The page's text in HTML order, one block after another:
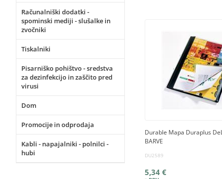
Računalniški dodatki -
spominski mediji - slušalke in
zvočniki
Tiskalniki
Pisarniško pohištvo - sredstva
za dezinfekcijo in zaščito pred
virusi
Dom
Promocije in odprodaja
Kabli - napajalniki - polnilci -
hubi
Durable Mapa Duraplus
BARVE
DU2589
5,34 €